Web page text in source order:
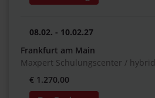
08.02. - 10.02.27
Frankfurt am Main
Maxpert Schulungscenter / hybrid
€ 1.270,00